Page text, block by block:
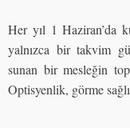
Her yıl 1 Haziran’da
yalnızca bir takvim
sunan bir mesleğin
Optisyenlik, görme